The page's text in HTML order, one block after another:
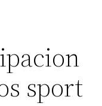
sport